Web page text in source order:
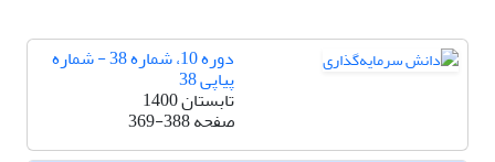
دوره 10، شماره 38 - شماره
پیاپی 38
تابستان 1400
صفحه369-388